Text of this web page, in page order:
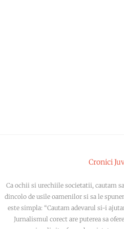
Cronici
Ca ochii si urechiile societatii, cautam
dincolo de usile oamenilor si sa le
este simpla: “Cautam adevarul si-i
Jurnalismul corect are puterea sa